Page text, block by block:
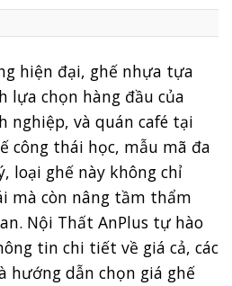
hiện đại, ghế nhựa tựa
lựa chọn hàng đầu của
nghiệp, và quán café tại
công thái học, mẫu mã đa
loại ghế này không chỉ
mà còn nâng tầm thẩm
Nội Thất AnPlus tự hào
tin chi tiết về giá cả, các
hướng dẫn chọn giá ghế